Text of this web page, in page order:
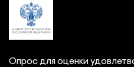
Опрос для оценки